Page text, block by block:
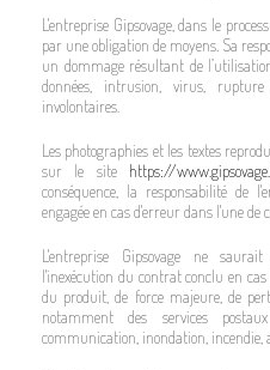
L'entreprise Gipsovage, dans le
par une obligation de moyens. Sa
un dommage résultant de
données, intrusion, virus,
involontaires.
Les photographies et les textes
sur le site https://
conséquence, la responsabilité de
engagée en cas d'erreur dans l'une de
L'entreprise Gipsovage ne
l'inexécution du contrat conclu en
du produit, de force majeure, de
notamment des services
communication, inondation,